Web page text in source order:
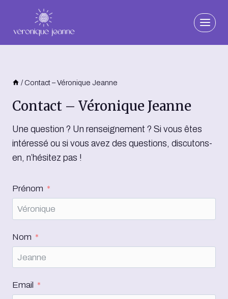
contenu
/ Contact – Véronique Jeanne
Contact – Véronique Jeanne
Une question ? Un renseignement ? Si vous êtes
intéressé ou si vous avez des questions, discutons-
en, n’hésitez pas !
Prénom
Nom
Email